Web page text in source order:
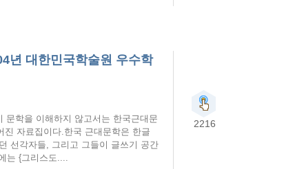
년 대한민국학술원 우수학
문학을 이해하지 않고서는 한국근대문
자료집이다.한국 근대문학은 한글
선각자들, 그리고 그들이 글쓰기 공간
는 {그리스도....
2216